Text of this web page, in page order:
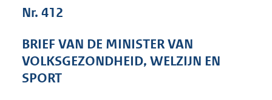
e
:
Nr. 412
BRIEF VAN DE MINISTER VAN
VOLKSGEZONDHEID, WELZIJN EN
SPORT